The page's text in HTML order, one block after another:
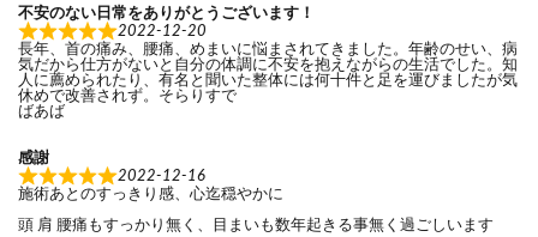
不安のない日常をありがとうございます！
2022-12-20
長年、首の痛み、腰痛、めまいに悩まされてきました。年齢のせい、病
気だから仕方がないと自分の体調に不安を抱えながらの生活でした。知
人に薦められたり、有名と聞いた整体には何十件と足を運びましたが気
休めで改善されず。そらりすで
ばあば
感謝
2022-12-16
施術あとのすっきり感、心迄穏やかに
頭 肩 腰痛もすっかり無く、目まいも数年起きる事無く過ごしいます